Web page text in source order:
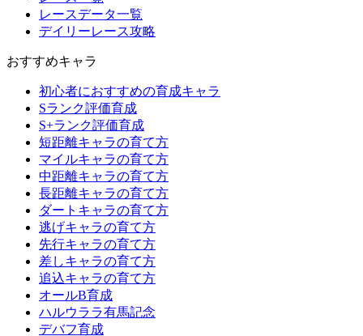
レースデータ一覧
デイリーレース攻略
おすすめキャラ
初心者におすすめの育成キャラ
Sランク評価育成
S+ランク評価育成
短距離キャラの育て方
マイルキャラの育て方
中距離キャラの育て方
長距離キャラの育て方
ダートキャラの育て方
逃げキャラの育て方
先行キャラの育て方
差しキャラの育て方
追込キャラの育て方
オールB育成
ハルウララ有馬記念
デバフ育成